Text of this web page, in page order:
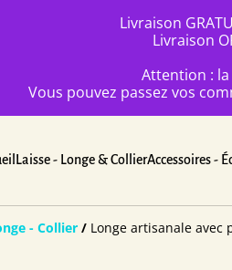
Livraison
Livraison
Attention :
Vous pouvez passez vos
Laisse - Longe & CollierAccessoires -
- Collier / Longe artisanale avec